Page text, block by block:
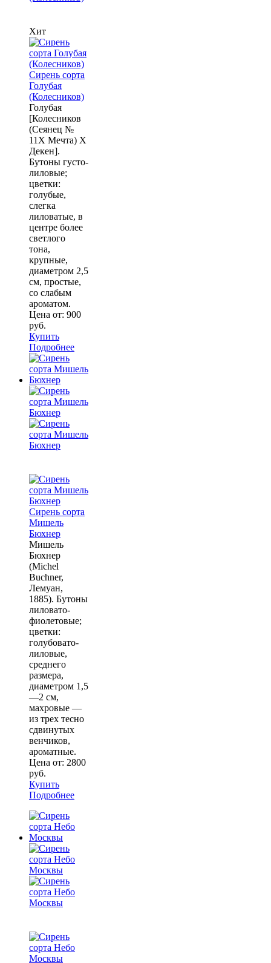
Хит
Сирень сорта
Голубая
(Колесников)
Голубая
[Колесников
(Сеянец №
11X Мечта) X
Декен].
Бутоны густо-
лиловые;
цветки:
голубые,
слегка
лиловатые, в
центре более
светлого
тона,
крупные,
диаметром 2,5
см, простые,
со слабым
ароматом.
Цена от: 900
руб.
Купить
Подробнее
Сирень сорта
Мишель
Бюхнер
Мишель
Бюхнер
(Michel
Buchner,
Лемуан,
1885). Бутоны
лиловато-
фиолетовые;
цветки:
голубовато-
лиловые,
среднего
размера,
диаметром 1,5
—2 см,
махровые —
из трех тесно
сдвинутых
венчиков,
ароматные.
Цена от: 2800
руб.
Купить
Подробнее